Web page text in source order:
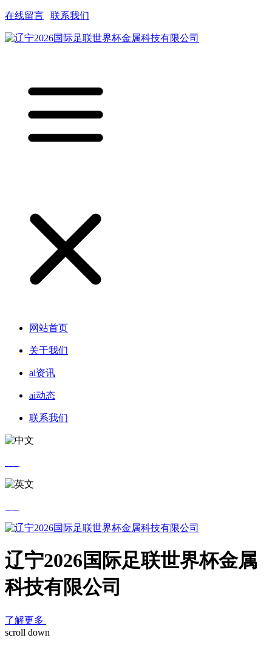
在线留言 联系我们
网站首页
关于我们
ai资讯
ai动态
联系我们
辽宁2026国际足联世界杯金属
科技有限公司
了解更多
scroll down